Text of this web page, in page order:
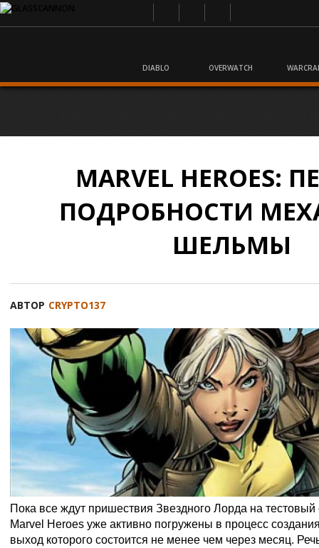
DIABLO OVERWATCH
MARVEL HEROES:
ПОДРОБНОСТИ
ШЕЛЬМЫ
АВТОР CRYPTO137
Пока все ждут пришествия Звездного Лорда на тестовый
Marvel Heroes уже активно погружены в процесс
выход которого состоится не менее чем через месяц.